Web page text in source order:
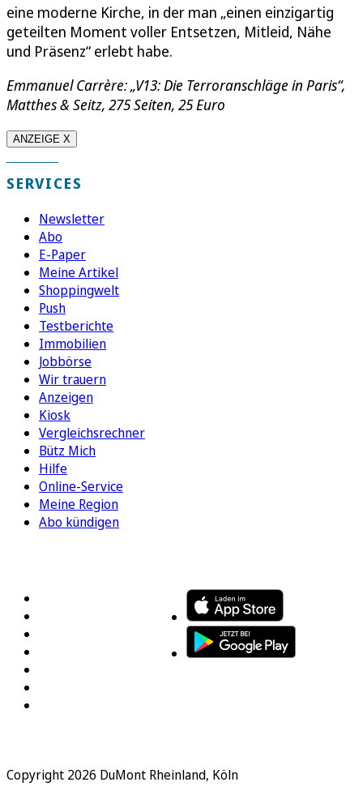
eine moderne Kirche, in der man „einen einzigartig
geteilten Moment voller Entsetzen, Mitleid, Nähe
und Präsenz“ erlebt habe.
Emmanuel Carrère: „V13: Die Terroranschläge in Paris“,
Matthes & Seitz, 275 Seiten, 25 Euro
ANZEIGE X
SERVICES
Newsletter
Abo
E-Paper
Meine Artikel
Shoppingwelt
Push
Testberichte
Immobilien
Jobbörse
Wir trauern
Anzeigen
Kiosk
Vergleichsrechner
Bütz Mich
Hilfe
Online-Service
Meine Region
Abo kündigen
Copyright 2026 DuMont Rheinland, Köln